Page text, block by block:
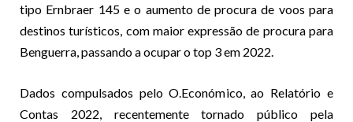
tipo Ernbraer 145 e o aumento de procura de voos para
destinos turísticos, com maior expressão de procura para
Benguerra, passando a ocupar o top 3 em 2022.
Dados compulsados pelo O.Económico, ao Relatório e
Contas 2022, recentemente tornado público pela